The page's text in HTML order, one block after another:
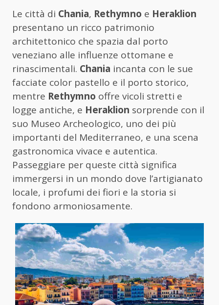
Le città di Chania, Rethymno e Heraklion
presentano un ricco patrimonio
architettonico che spazia dal porto
veneziano alle influenze ottomane e
rinascimentali. Chania incanta con le sue
facciate color pastello e il porto storico,
mentre Rethymno offre vicoli stretti e
logge antiche, e Heraklion sorprende con il
suo Museo Archeologico, uno dei più
importanti del Mediterraneo, e una scena
gastronomica vivace e autentica.
Passeggiare per queste città significa
immergersi in un mondo dove l’artigianato
locale, i profumi dei fiori e la storia si
fondono armoniosamente.